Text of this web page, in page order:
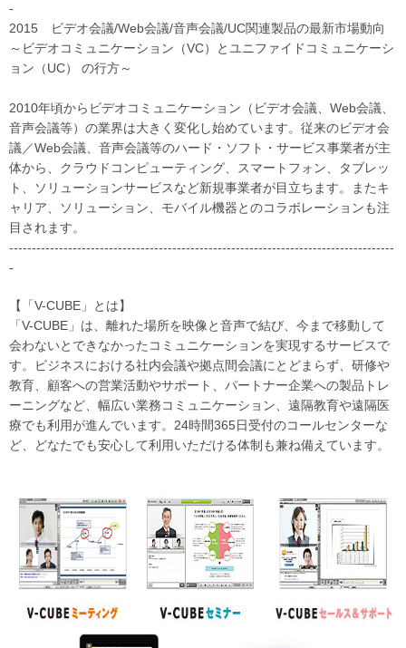
-
2015 ビデオ会議/Web会議/音声会議/UC関連製品の最新市場動向
～ビデオコミュニケーション（VC）とユニファイドコミュニケーシ
ョン（UC） の行方～
2010年頃からビデオコミュニケーション（ビデオ会議、Web会議、
音声会議等）の業界は大きく変化し始めています。従来のビデオ会
議／Web会議、音声会議等のハード・ソフト・サービス事業者が主
体から、クラウドコンピューティング、スマートフォン、タブレッ
ト、ソリューションサービスなど新規事業者が目立ちます。またキ
ャリア、ソリューション、モバイル機器とのコラボレーションも注
目されます。
-------------------------------------------------------------------------------------
-
【「V-CUBE」とは】
「V-CUBE」は、離れた場所を映像と音声で結び、今まで移動して
会わないとできなかったコミュニケーションを実現するサービスで
す。ビジネスにおける社内会議や拠点間会議にとどまらず、研修や
教育、顧客への営業活動やサポート、パートナー企業への製品トレ
ーニングなど、幅広い業務コミュニケーション、遠隔教育や遠隔医
療でも利用が進んでいます。24時間365日受付のコールセンターな
ど、どなたでも安心して利用いただける体制も兼ね備えています。